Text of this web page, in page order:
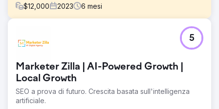
$12,000 2023 6 mesi
Trucklenders USA aveva una vasta gamma di informazioni
e servizi da offrire, ma aveva difficoltà con la visibilità
datato, di una navigazione complicata e di scarse
prestazioni del motore di ricerca. Di conseguenza, i
Soluzione
Marketer Zilla | AI-Powered Growth |
Local Growth
SEO a prova di futuro. Crescita basata sull'intelligenza
artificiale.
5